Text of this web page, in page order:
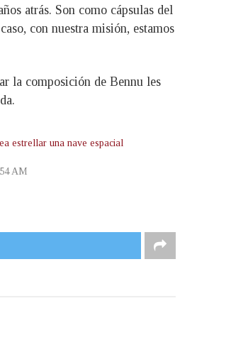
atrás. Son como cápsulas del
con nuestra misión, estamos
la composición de Bennu les
estrellar una nave espacial
AM